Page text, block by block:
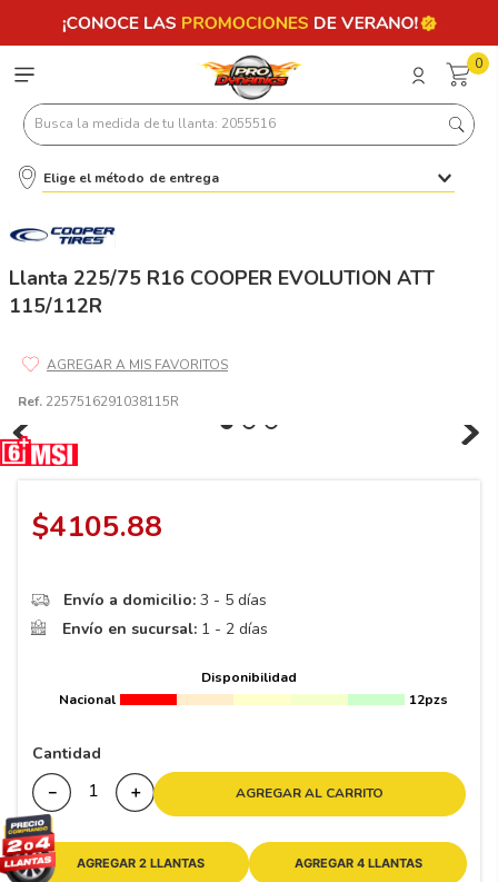
0
Busca la medida de tu llanta: 2055516
Elige el método de entrega
Llanta 225/75 R16 COOPER EVOLUTION ATT
115/112R
Ref. 2257516291038115R
$4105.88
Envío a domicilio: 3 - 5 días
Envío en sucursal: 1 - 2 días
Disponibilidad
Nacional
12pzs
Cantidad
＋
－ AGREGAR AL CARRITO
AGREGAR 2 LLANTAS AGREGAR 4 LLANTAS
Términos más buscados
6 185